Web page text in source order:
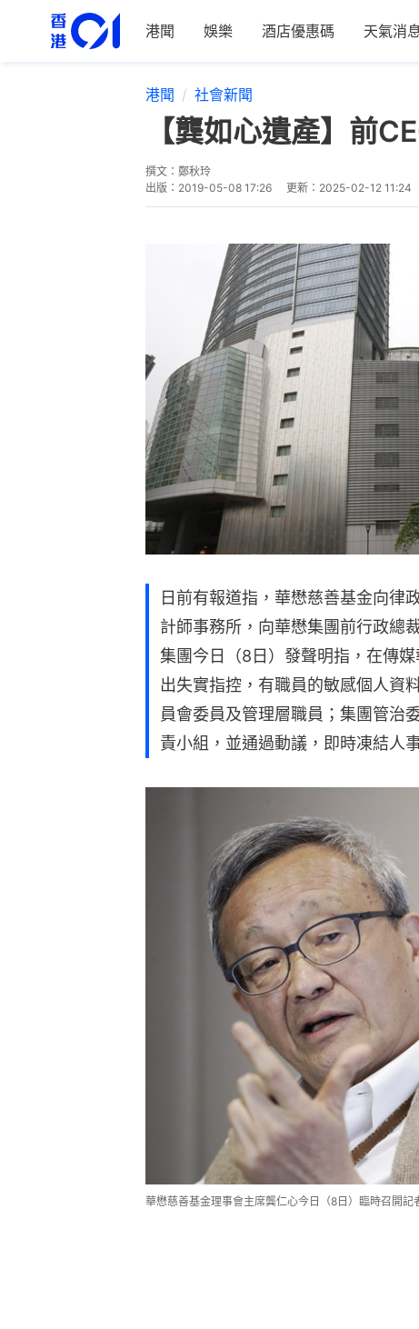
港聞 娛樂 酒店優惠碼 天氣消
港聞 社會新聞
【龔如心遺產】前
撰文： 鄭秋玲
出版： 2019-05-08 17:26 更新： 2025-02-12 11:24
日前有報道指，華懋慈善基金向律
計師事務所，向華懋集團前行政總
集團今日（8日）發聲明指，在傳
出失實指控，有職員的敏感個人資
員會委員及管理層職員；集團管治
責小組，並通過動議，即時凍結人
華懋慈善基金理事會主席龔仁心今日（8日）臨時召開記